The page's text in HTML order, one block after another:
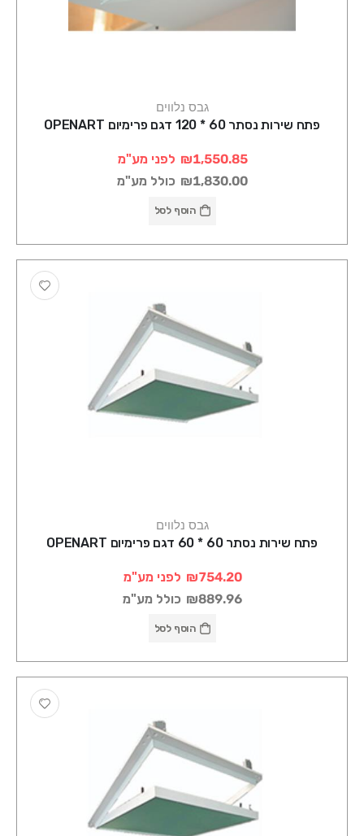
גבס נלווים
פתח שירות נסתר 60 * 120 דגם פרימיום OPENART
₪1,550.85 לפני מע"מ
₪1,830.00 כולל מע"מ
הוסף לסל
גבס נלווים
פתח שירות נסתר 60 * 60 דגם פרימיום OPENART
₪754.20 לפני מע"מ
₪889.96 כולל מע"מ
הוסף לסל